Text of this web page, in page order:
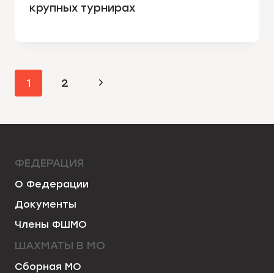
крупных турнирах
НАВИГАЦИЯ
ПО
СТРАНИЦАМ
1 2
Следующая
ФЕДЕРАЦИЯ
О Федерации
Документы
Члены ФШМО
ШАХМАТЫ В МО
Сборная МО